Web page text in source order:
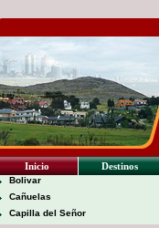
Inicio Destinos
Bolivar
Cañuelas
Capilla del Señor